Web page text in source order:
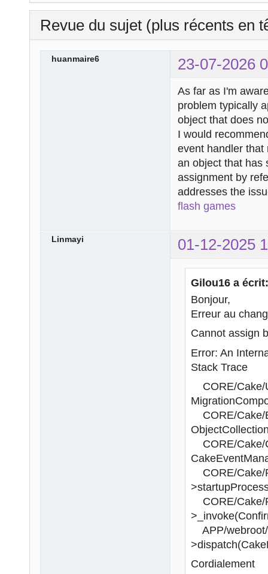
Revue du sujet (plus récents en
huanmaire6 23-07-2026
As far as I'm
problem typically
object that does
I would
event handler that
an object that has
assignment by
addresses the
flash games
Linmayi 01-12-2025
Gilou16 a écrit:
Bonjour,
Erreur au
Cannot assign
Error: An
Stack Trace
CORE/Cake/
CORE/Cake/
CORE/Cake/
CORE/Cake/
CORE/Cake/
APP/
Cordialement